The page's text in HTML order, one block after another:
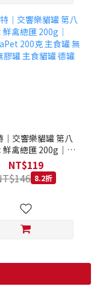
｜交響樂貓罐 第八
鮮禽總匯 200g｜
200克 主食罐
無膠罐 主食貓罐 德
罐
NT$119
8.2折